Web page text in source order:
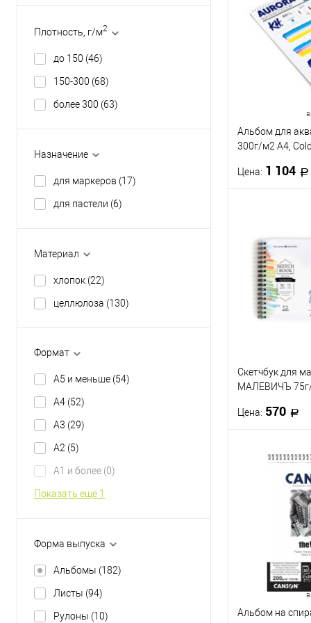
Плотность, г/м2
до 150 (46)
150-300 (68)
более 300 (63)
Назначение
для маркеров (17)
для пастели (6)
Материал
хлопок (22)
целлюлоза (130)
Формат
A5 и меньше (54)
A4 (52)
A3 (29)
A2 (5)
A1 и более (0)
Показать ещё 1
Форма выпуска
Альбомы (182)
Листы (94)
Рулоны (10)
Купить в 1
В избранное
Альбом для
300г/м2 А4,
Цена: 1 104
Купить в 1
В избранное
Формат
A4
Скетчбук для
МАЛЕВИЧЪ
Цена: 570
В
Купить в 1
В избранное
Альбом на